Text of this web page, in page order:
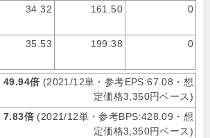
34.32 161.50 0
35.53 199.38 0
49.94倍 (2021/12単・参考EPS:67.08・想
定価格3,350円ベース)
7.83倍 (2021/12単・参考BPS:428.09・想
定価格3,350円ベース)